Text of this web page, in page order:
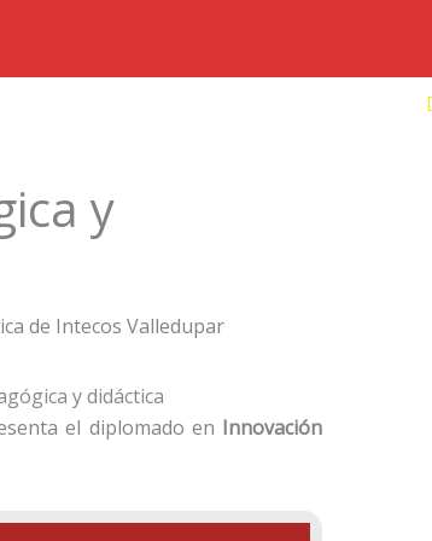
y
y didáctica
el diplomado en Innovación